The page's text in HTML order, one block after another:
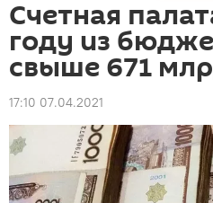
Счетная
году из
свыше 671
17:10 07.04.2021